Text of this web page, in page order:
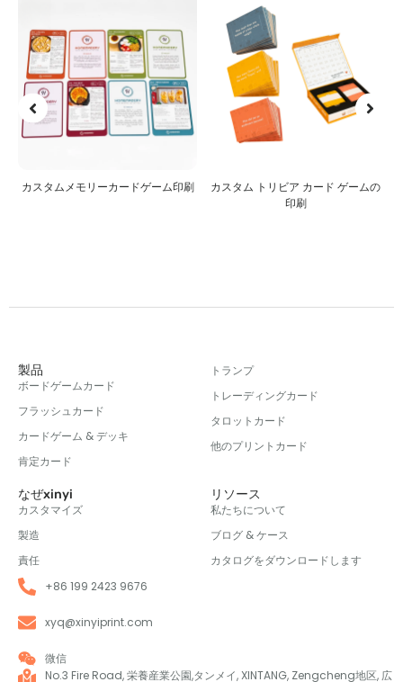
カスタムメモリーカードゲーム印刷
カスタム トリビア カード ゲームの
印刷
製品
ボードゲームカード
フラッシュカード
カードゲーム & デッキ
肯定カード
トランプ
トレーディングカード
タロットカード
他のプリントカード
なぜxinyi
カスタマイズ
製造
責任
リソース
私たちについて
ブログ & ケース
カタログをダウンロードします
+86 199 2423 9676
xyq@xinyiprint.com
微信
No.3 Fire Road, 栄養産業公園,タンメイ, XINTANG, Zengcheng地区, 広